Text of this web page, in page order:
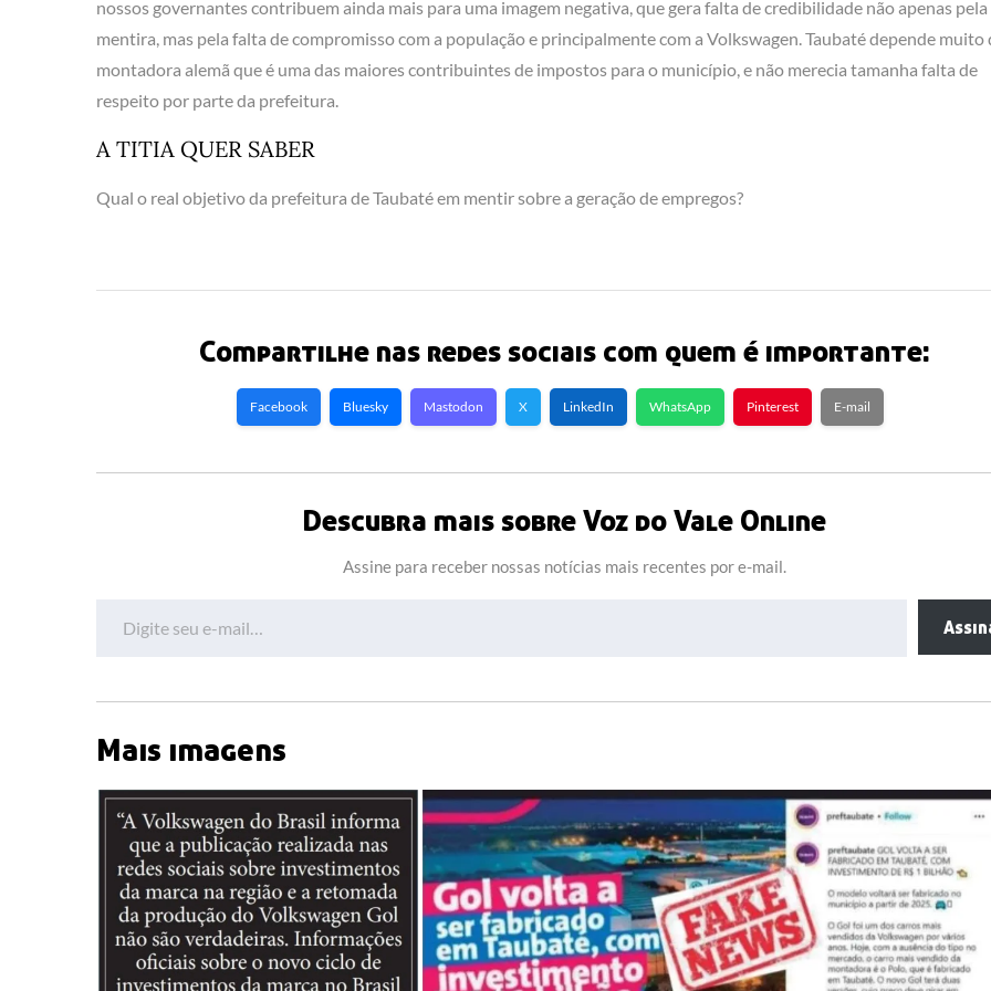
nossos governantes contribuem ainda mais para uma imagem negativa, que gera falta de credibilidade não apenas pela
mentira, mas pela falta de compromisso com a população e principalmente com a Volkswagen. Taubaté depende muito
montadora alemã que é uma das maiores contribuintes de impostos para o município, e não merecia tamanha falta de
respeito por parte da prefeitura.
A TITIA QUER SABER
Qual o real objetivo da prefeitura de Taubaté em mentir sobre a geração de empregos?
Compartilhe nas redes sociais com quem é importante:
Facebook Bluesky Mastodon X LinkedIn WhatsApp Pinterest E-mail
Descubra mais sobre Voz do Vale Online
Assine para receber nossas notícias mais recentes por e-mail.
Mais imagens